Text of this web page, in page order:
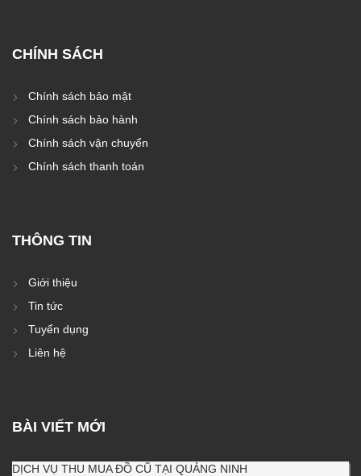
CHÍNH SÁCH
Chính sách bảo mật
Chính sách bảo hành
Chính sách vận chuyển
Chính sách thanh toán
THÔNG TIN
Giới thiệu
Tin tức
Tuyển dụng
Liên hệ
BÀI VIẾT MỚI
DỊCH VỤ THU MUA ĐỒ CŨ TẠI QUẢNG NINH